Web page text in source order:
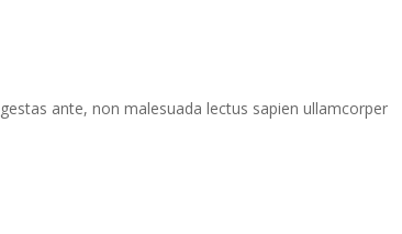
ante, non malesuada lectus sapien ullamcorper